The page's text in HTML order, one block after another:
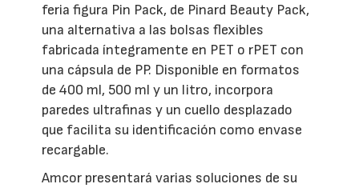
feria figura Pin Pack, de Pinard Beauty Pack,
una alternativa a las bolsas flexibles
fabricada íntegramente en PET o rPET con
una cápsula de PP. Disponible en formatos
de 400 ml, 500 ml y un litro, incorpora
paredes ultrafinas y un cuello desplazado
que facilita su identificación como envase
recargable.
Amcor presentará varias soluciones de su